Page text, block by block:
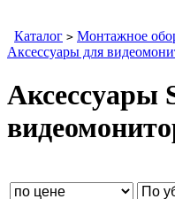
Каталог > Монтажное
Аксессуары для
Аксессуары